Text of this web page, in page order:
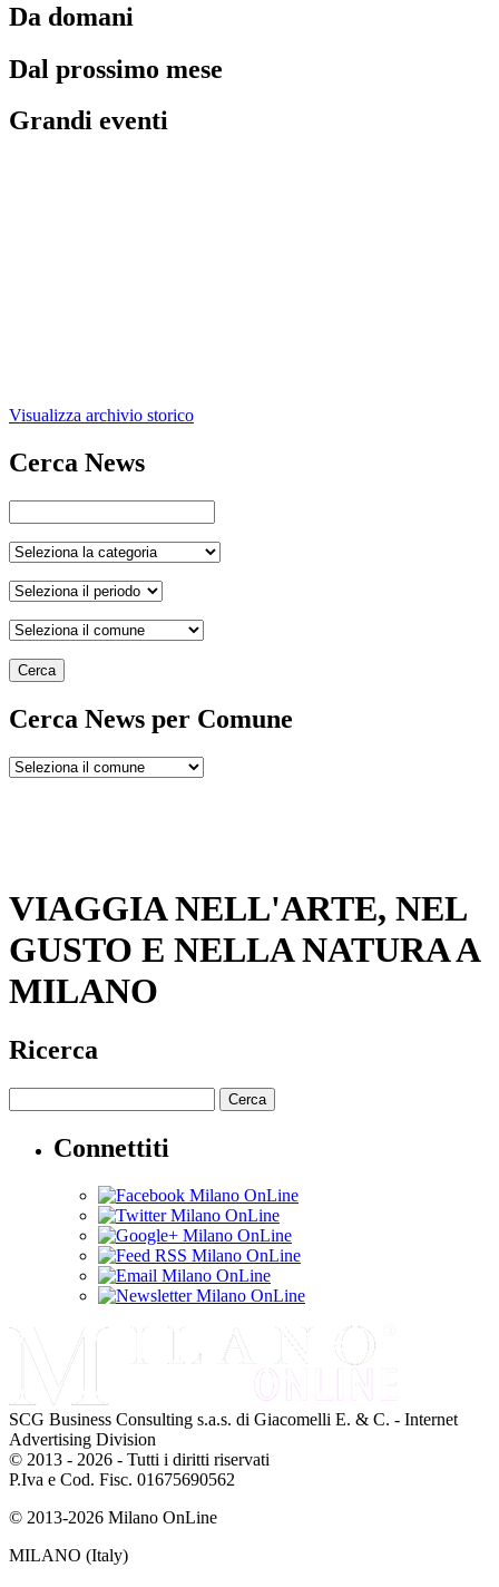
Da domani
Dal prossimo mese
Grandi eventi
Visualizza archivio storico
Cerca News
Cerca
Cerca News per Comune
VIAGGIA NELL'ARTE, NEL
GUSTO E NELLA NATURA A
MILANO
Ricerca
Cerca
Connettiti
SCG Business Consulting s.a.s. di Giacomelli E. & C. - Internet
Advertising Division
© 2013 - 2026 - Tutti i diritti riservati
P.Iva e Cod. Fisc. 01675690562
© 2013-2026 Milano OnLine
MILANO (Italy)